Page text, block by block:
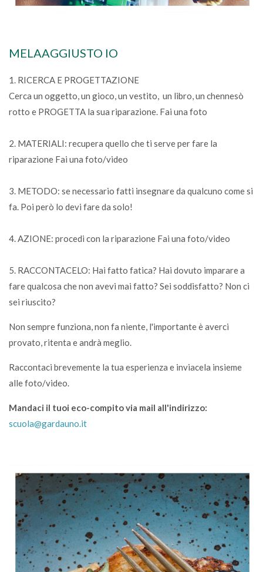
MELAAGGIUSTO IO
1. RICERCA E PROGETTAZIONE
Cerca un oggetto, un gioco, un vestito, un libro, un chennesò
rotto e PROGETTA la sua riparazione. Fai una foto
2. MATERIALI: recupera quello che ti serve per fare la
riparazione Fai una foto/video
3. METODO: se necessario fatti insegnare da qualcuno come si
fa. Poi però lo devi fare da solo!
4. AZIONE: procedi con la riparazione Fai una foto/video
5. RACCONTACELO: Hai fatto fatica? Hai dovuto imparare a
fare qualcosa che non avevi mai fatto? Sei soddisfatto? Non ci
sei riuscito?
Non sempre funziona, non fa niente, l'importante è averci
provato, ritenta e andrà meglio.
Raccontaci brevemente la tua esperienza e inviacela insieme
alle foto/video.
Mandaci il tuoi eco-compito via mail all'indirizzo:
scuola@gardauno.it